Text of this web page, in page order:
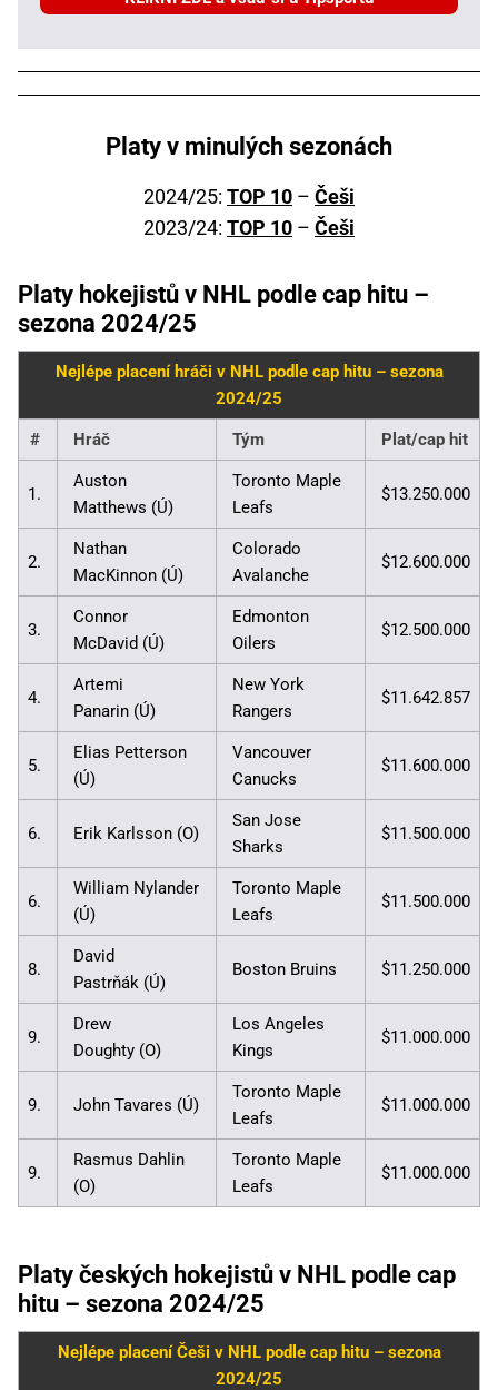
Platy v minulých sezonách
2024/25: TOP 10 – Češi
2023/24: TOP 10 – Češi
Platy hokejistů v NHL podle cap hitu –
sezona 2024/25
Nejlépe placení hráči v NHL podle cap hitu – sezona
2024/25
# Hráč Tým Plat/cap hit
1.
Auston
Matthews (Ú)
Toronto Maple
Leafs
$13.250.000
2.
Nathan
MacKinnon (Ú)
Colorado
Avalanche
$12.600.000
3.
Connor
McDavid (Ú)
Edmonton
Oilers
$12.500.000
4.
Artemi
Panarin (Ú)
New York
Rangers
$11.642.857
5.
Elias Petterson
(Ú)
Vancouver
Canucks
$11.600.000
6. Erik Karlsson (O)
San Jose
Sharks
$11.500.000
6.
William Nylander
(Ú)
Toronto Maple
Leafs
$11.500.000
8.
David
Pastrňák (Ú)
Boston Bruins $11.250.000
9.
Drew
Doughty (O)
Los Angeles
Kings
$11.000.000
9. John Tavares (Ú)
Toronto Maple
Leafs
$11.000.000
9.
Rasmus Dahlin
(O)
Toronto Maple
Leafs
$11.000.000
Platy českých hokejistů v NHL podle cap
hitu – sezona 2024/25
Nejlépe placení Češi v NHL podle cap hitu – sezona
2024/25